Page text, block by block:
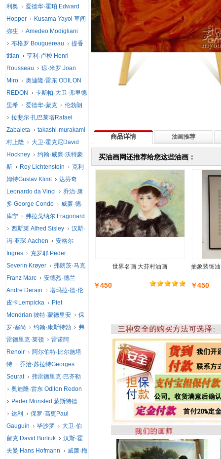
商品详情 油画推荐
买油画网还推荐给您这些油画：
世界名画 大芬村油画
￥450
抽象装饰
￥450
利奥
爱德华·霍珀 Edward
Hopper
Kusama Yayoi 草间
弥生
Amedeo Modigliani
布格罗 Bouguereau
提香
titian
亨利·卢梭 Henri
Rousseau
琼·米罗 Joan
Miro
奥迪隆·雷东 ODILON
REDON
卡斯帕·大卫·弗里德
里希
爱德华·蒙克
伦勃朗
拉斐尔·扎巴莱塔Rafael
Zabaleta
takashi-murakami
村上隆
大卫·霍克尼David
Hockney
约翰·威廉·沃特豪
斯
Roy Lichtenstein
克利
姆特Gustav Klimt
达芬奇
Leonardo da Vinci
乔治·康
多 George Condo
威廉·德·
库宁
弗拉戈纳尔 Fragonard
西斯莱 Alfred Sisley
汉斯·
冯·亚琛 Aachen
安格尔
Ingres
克罗耶 Peder
Severin Krøyer
弗朗茨·马克
Franz Marc
安德烈·德兰
Andre Derain
塔玛拉·德·伦
皮卡Lempicka
Piet
Mondrian 彼特·蒙德里安
保
罗·塞尚
约翰·康斯特勃
弗
雷德里克·莱顿
雷诺阿
Renoir
阿尔伯特·比尔施塔
特
乔治·苏拉特Georges
Seurat
弗雷德里克·巴齐勒
奥迪隆·雷东 Odilon Redon
Peder Monsted 蒙斯特德
达利
保罗·高更Paul
Gauguin
毕沙罗
大卫·伯
留克 David Burliuk
汉斯·霍
夫曼 Hans Hofmann
威廉·梅